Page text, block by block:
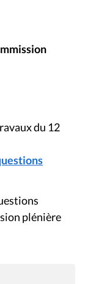
du 12
plénière